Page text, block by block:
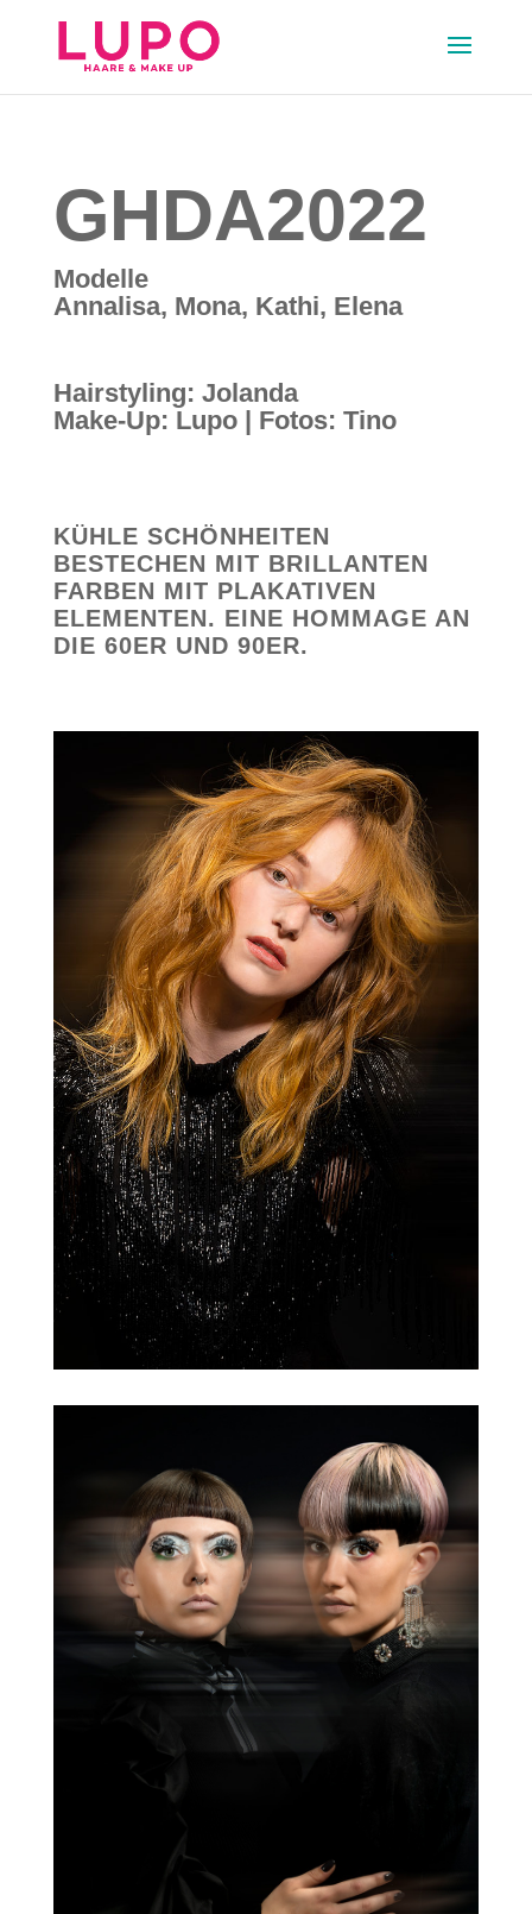
GHDA2022
Modelle
Annalisa, Mona, Kathi, Elena
Hairstyling: Jolanda
Make-Up: Lupo | Fotos: Tino
KÜHLE SCHÖNHEITEN
BESTECHEN MIT BRILLANTEN
FARBEN MIT PLAKATIVEN
ELEMENTEN. EINE HOMMAGE AN
DIE 60ER UND 90ER.